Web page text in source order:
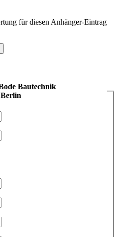
für diesen Anhänger-Eintrag
Bautechnik